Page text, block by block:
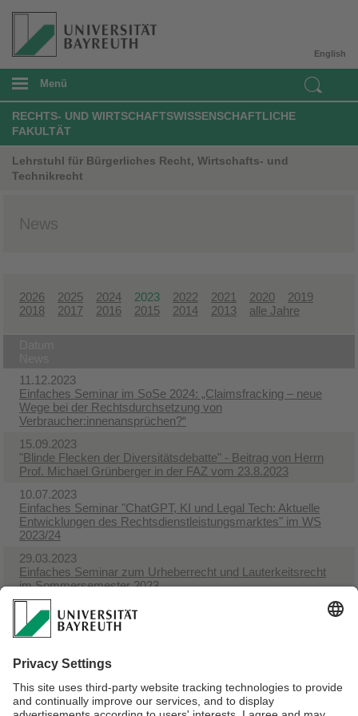
English
Menü
RECHTS- UND WIRTSCHAFTSWISSENSCHAFTLICHE
FAKULTÄT
Lehrstuhl für Bürgerliches Recht, Wirtschafts- und
Technikrecht
News
2026 2025 2024 2023 2022 2021 2020
2019
2018
2017 2016 2015 2014 2013 alle Jahre
11.12.2023
Einfaches Seminar im SoSe 2024: „Claimsfracking – neue
Wege bei der Rechtsdurchsetzung von
Verbraucher:innenansprüchen?“
15.09.2023
"Blinde Flecken der Diversitätsdebatte" - Beitrag von Herrn
Prof. Michael Grünberger in der FAZ vom 23.8.2023
10.07.2023
Einfaches Seminar "ChatGPT, KI und Legal Tech: Aktuelle
Entwicklungen des Rechtsdienstleistungsmarktes" im WS
2023/24
29.03.2023
Einfaches Seminar zum Urheberrecht und Lauterkeitsrecht
im Sommersemester 2023
13.03.2023
Nachholklausur Sachenrecht für LL.B.
Seminarankündigung im SoSe 2023 "(Privat-)Rechtstheorie"
16.01.2023
Seminarankündigung im SoSe 2023 "Digitalisierung des
Rechtsdienstleistungsmarktes - Fluch oder Segen?"